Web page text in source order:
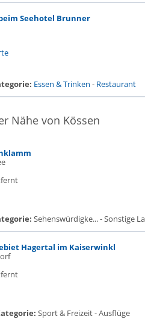
Seehotel Brunner
Essen & Trinken - Restaurant
Nähe von Kössen
Sehenswürdigke... - Sonstige
Hagertal im Kaiserwinkl
Sport & Freizeit - Ausflüge